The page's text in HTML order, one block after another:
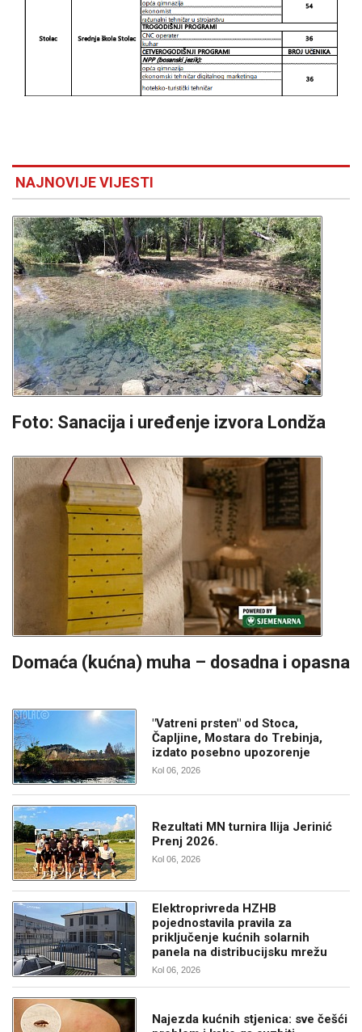
NAJNOVIJE VIJESTI
Foto: Sanacija i uređenje izvora Londža
Domaća (kućna) muha – dosadna i opasna
"Vatreni prsten" od Stoca,
Čapljine, Mostara do Trebinja,
izdato posebno upozorenje
Kol 06, 2026
Rezultati MN turnira Ilija Jerinić
Prenj 2026.
Kol 06, 2026
Elektroprivreda HZHB
pojednostavila pravila za
priključenje kućnih solarnih
panela na distribucijsku mrežu
Kol 06, 2026
Najezda kućnih stjenica: sve češći